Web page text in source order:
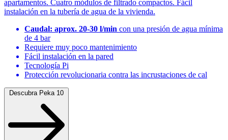
apartamentos. Cuatro módulos de filtrado compactos. Fácil
instalación en la tubería de agua de la vivienda.
Caudal: aprox. 20-30 l/min con una presión de agua mínima
de 4 bar
Requiere muy poco mantenimiento
Fácil instalación en la pared
Tecnología Pi
Protección revolucionaria contra las incrustaciones de cal
Descubra Peka 10